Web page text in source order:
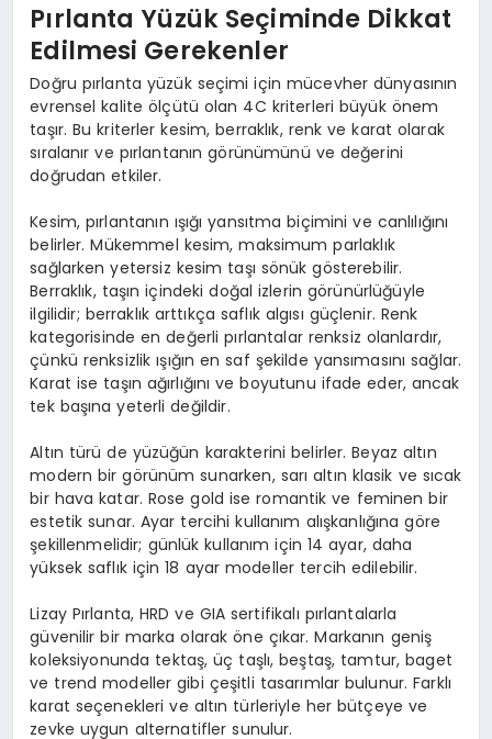
Pırlanta Yüzük Seçiminde Dikkat
Edilmesi Gerekenler
Doğru pırlanta yüzük seçimi için mücevher dünyasının
evrensel kalite ölçütü olan 4C kriterleri büyük önem
taşır. Bu kriterler kesim, berraklık, renk ve karat olarak
sıralanır ve pırlantanın görünümünü ve değerini
doğrudan etkiler.
Kesim, pırlantanın ışığı yansıtma biçimini ve canlılığını
belirler. Mükemmel kesim, maksimum parlaklık
sağlarken yetersiz kesim taşı sönük gösterebilir.
Berraklık, taşın içindeki doğal izlerin görünürlüğüyle
ilgilidir; berraklık arttıkça saflık algısı güçlenir. Renk
kategorisinde en değerli pırlantalar renksiz olanlardır,
çünkü renksizlik ışığın en saf şekilde yansımasını sağlar.
Karat ise taşın ağırlığını ve boyutunu ifade eder, ancak
tek başına yeterli değildir.
Altın türü de yüzüğün karakterini belirler. Beyaz altın
modern bir görünüm sunarken, sarı altın klasik ve sıcak
bir hava katar. Rose gold ise romantik ve feminen bir
estetik sunar. Ayar tercihi kullanım alışkanlığına göre
şekillenmelidir; günlük kullanım için 14 ayar, daha
yüksek saflık için 18 ayar modeller tercih edilebilir.
Lizay Pırlanta, HRD ve GIA sertifikalı pırlantalarla
güvenilir bir marka olarak öne çıkar. Markanın geniş
koleksiyonunda tektaş, üç taşlı, beştaş, tamtur, baget
ve trend modeller gibi çeşitli tasarımlar bulunur. Farklı
karat seçenekleri ve altın türleriyle her bütçeye ve
zevke uygun alternatifler sunulur.